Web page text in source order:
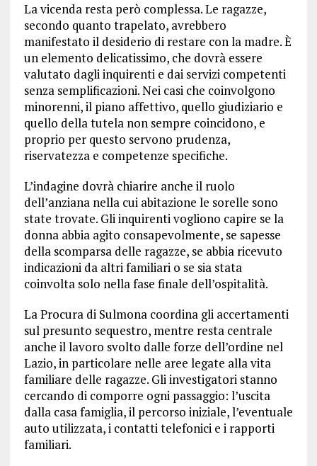
La vicenda resta però complessa. Le ragazze,
secondo quanto trapelato, avrebbero
manifestato il desiderio di restare con la madre. È
un elemento delicatissimo, che dovrà essere
valutato dagli inquirenti e dai servizi competenti
senza semplificazioni. Nei casi che coinvolgono
minorenni, il piano affettivo, quello giudiziario e
quello della tutela non sempre coincidono, e
proprio per questo servono prudenza,
riservatezza e competenze specifiche.
L’indagine dovrà chiarire anche il ruolo
dell’anziana nella cui abitazione le sorelle sono
state trovate. Gli inquirenti vogliono capire se la
donna abbia agito consapevolmente, se sapesse
della scomparsa delle ragazze, se abbia ricevuto
indicazioni da altri familiari o se sia stata
coinvolta solo nella fase finale dell’ospitalità.
La Procura di Sulmona coordina gli accertamenti
sul presunto sequestro, mentre resta centrale
anche il lavoro svolto dalle forze dell’ordine nel
Lazio, in particolare nelle aree legate alla vita
familiare delle ragazze. Gli investigatori stanno
cercando di comporre ogni passaggio: l’uscita
dalla casa famiglia, il percorso iniziale, l’eventuale
auto utilizzata, i contatti telefonici e i rapporti
familiari.